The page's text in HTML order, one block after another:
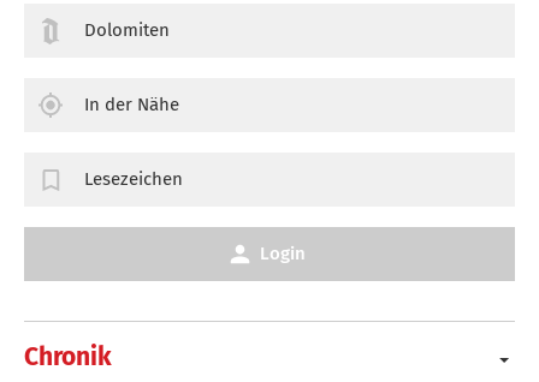
Chronik
Dolomiten
In der Nähe
Lesezeichen
Login